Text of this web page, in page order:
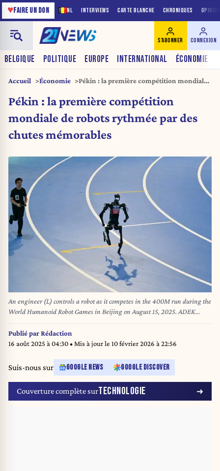
NL INTERVIEWS CARTE BLANCHE CHRONIQUES
♥FAIRE UN DON
BELGIQUE POLITIQUE EUROPE INTERNATIONAL ÉCONOMIE
S'ABONNER CONNEXION
Accueil Économie
Pékin : la première compétition mondiale
mémorables
Pékin : la première compétition
mondiale de robots rythmée par des
chutes mémorables
An engineer (L) controls a robot as it competes in the 400M run during the
World Humanoid Robot Games in Beijing on August 15, 2025. ADEK
BERRY / AFP
Publié parRédaction
16 août 2025 à 04:30• Mis à jour le 10 février 2026 à 22:56
Suis-nous sur GOOGLE NEWS GOOGLE DISCOVER
Couverture complète surTECHNOLOGIE